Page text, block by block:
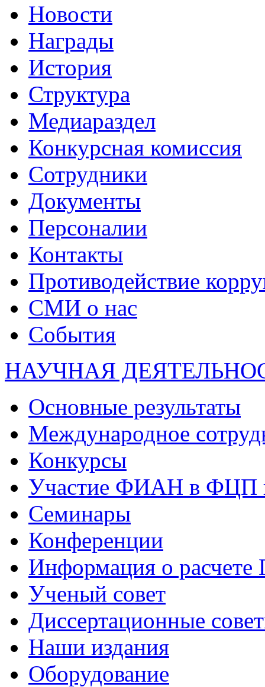
Новости
Награды
История
Структура
Медиараздел
Конкурсная комиссия
Сотрудники
Документы
Персоналии
Контакты
Противодействие
СМИ о нас
События
НАУЧНАЯ
Основные результаты
Международное
Конкурсы
Участие ФИАН в ФЦП
Семинары
Конференции
Информация о
Ученый совет
Диссертационные
Наши издания
Оборудование